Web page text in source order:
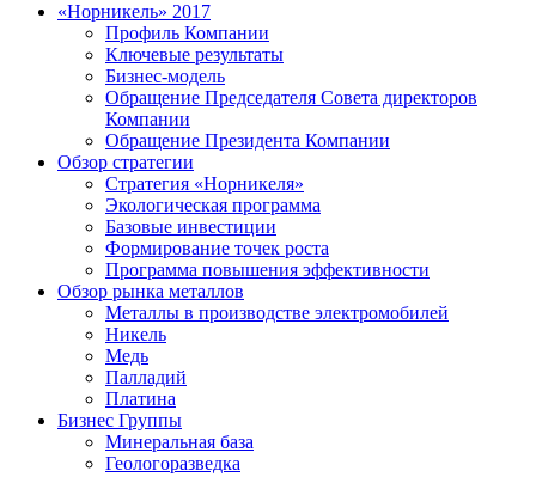
«Норникель» 2017
Профиль Компании
Ключевые результаты
Бизнес-модель
Обращение Председателя Совета директоров
Компании
Обращение Президента Компании
Обзор стратегии
Стратегия «Норникеля»
Экологическая программа
Базовые инвестиции
Формирование точек роста
Программа повышения эффективности
Обзор рынка металлов
Металлы в производстве электромобилей
Никель
Медь
Палладий
Платина
Бизнес Группы
Минеральная база
Геологоразведка